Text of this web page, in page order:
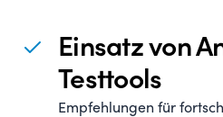
Einsatz von
Testtools
Empfehlungen für